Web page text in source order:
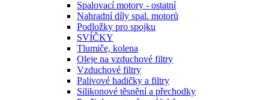
Spalovací motory - ostatní
Nahradní díly spal. motorů
Podložky pro spojku
SVÍČKY
Tlumiče, kolena
Oleje na vzduchové filtry
Vzduchové filtry
Palivové hadičky a filtry
Silikonové těsnění a přechodky